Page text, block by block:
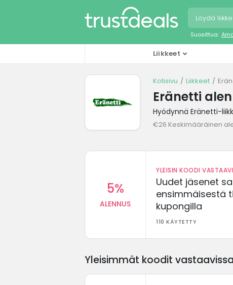
Suosittua:
Liikkeet
Kotisivu Liikkeet
Eränetti
Hyödynnä Eränetti-
€26 Keskimääräinen
5%
ALENNUS
YLEISIN KOODI
Uudet jäsenet
ensimmäisestä
kupongilla
110 KÄYTETTY
Yleisimmät koodit